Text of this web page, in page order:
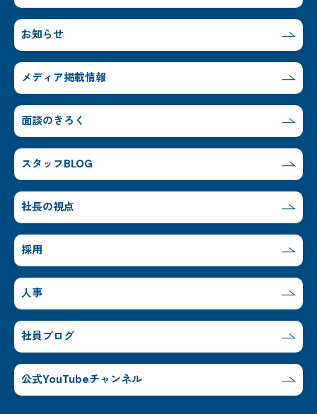
お知らせ
メディア掲載情報
面談のきろく
スタッフBLOG
社長の視点
採用
人事
社員ブログ
公式YouTubeチャンネル